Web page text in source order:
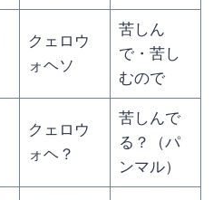
クェロウ
ォヘソ
苦しん
で・苦し
むので
クェロウ
ォヘ？
苦しんで
る？（パ
ンマル）